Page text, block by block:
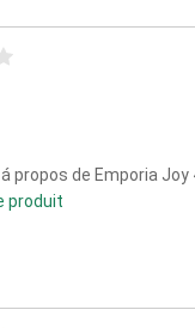
propos de Emporia Joy
produit